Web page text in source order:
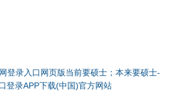
登录入口网页版当前要硕士；本来要硕士-
登录APP下载(中国)官方网站